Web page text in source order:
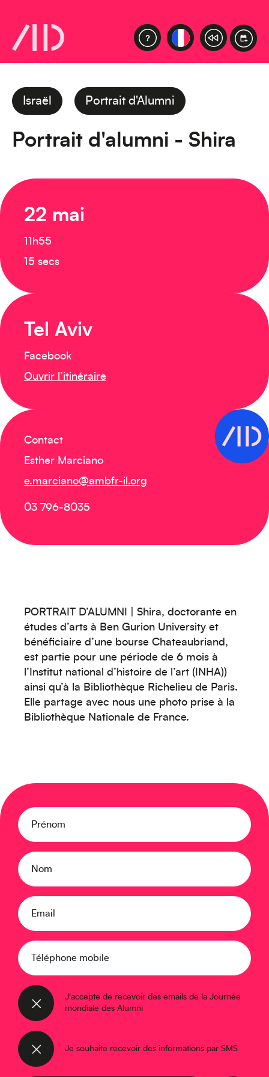
Israël Portrait d'Alumni
Portrait d'alumni - Shira
22 mai
11h55
15 secs
Tel Aviv
Facebook
Ouvrir l’itinéraire
Contact
Esther Marciano
e.marciano@ambfr-il.org
03 796-8035
PORTRAIT D’ALUMNI | Shira, doctorante en
études d’arts à Ben Gurion University et
bénéficiaire d’une bourse Chateaubriand,
est partie pour une période de 6 mois à
l’Institut national d’histoire de l’art (INHA))
ainsi qu’à la Bibliothèque Richelieu de Paris.
Elle partage avec nous une photo prise à la
Bibliothèque Nationale de France.
Prénom
Nom
Email
Téléphone mobile
J'accepte de recevoir des emails de la Journée
mondiale des Alumni
Je souhaite recevoir des informations par SMS
Asie
Caraïbes
Europe
Moyen-Orient
Océanie
Créez votre événement